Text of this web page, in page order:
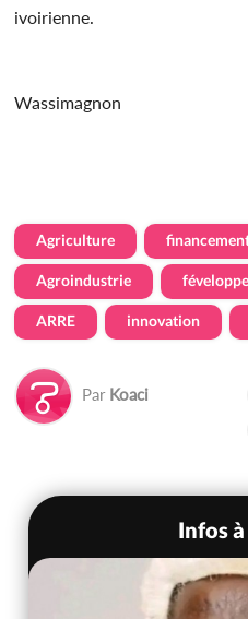
ivoirienne.
Wassimagnon
Agriculture
Agroindustrie
ARRE innovation
Par Koaci
Infos